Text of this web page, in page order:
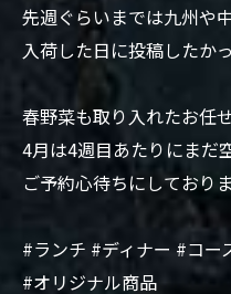
先週ぐらいまでは九州や
入荷した日に投稿したか
春野菜も取り入れたお任
4月は4週目あたりにまだ
ご予約心待ちにしており
#ランチ #ディナー #コ
#オリジナル商品